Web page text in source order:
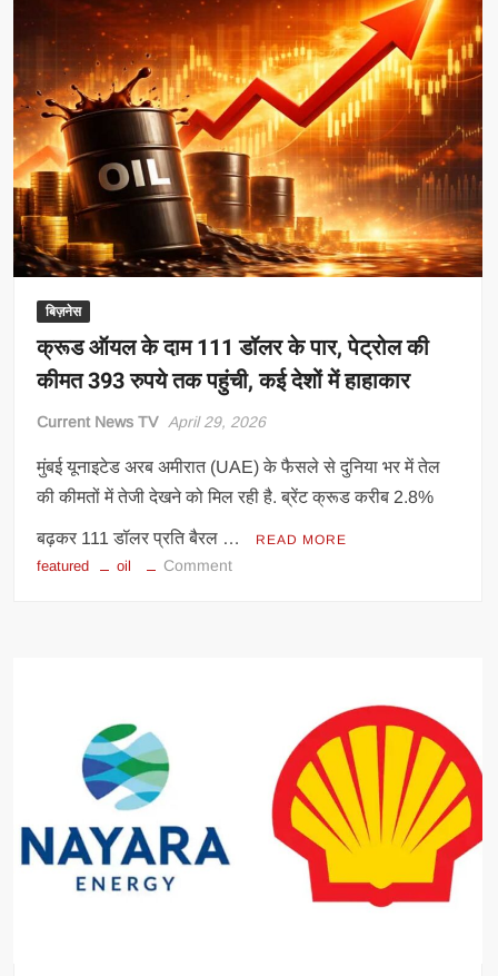
को
बायपास
किया,
भारत
तक
तेल
पहुंचाने
का
नया
रास्ता
निकाला
बिज़नेस
क्रूड ऑयल के दाम 111 डॉलर के पार, पेट्रोल की
कीमत 393 रुपये तक पहुंची, कई देशों में हाहाकार
Current News TV April 29, 2026
मुंबई यूनाइटेड अरब अमीरात (UAE) के फैसले से दुनिया भर में तेल
की कीमतों में तेजी देखने को मिल रही है. ब्रेंट क्रूड करीब 2.8%
बढ़कर 111 डॉलर प्रति बैरल … READ MORE
featured oil Commenton